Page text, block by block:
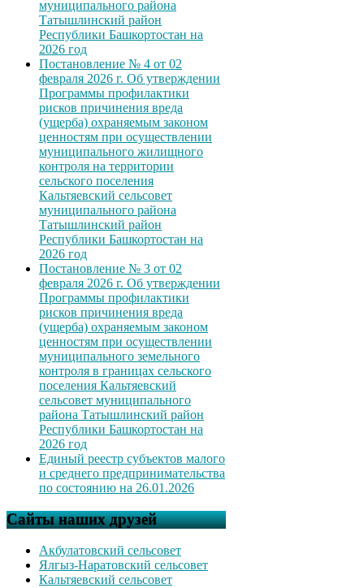
муниципального района
Татышлинский район
Республики Башкортостан на
2026 год
Постановление № 4 от 02
февраля 2026 г. Об утверждении
Программы профилактики
рисков причинения вреда
(ущерба) охраняемым законом
ценностям при осуществлении
муниципального жилищного
контроля на территории
сельского поселения
Кальтяевский сельсовет
муниципального района
Татышлинский район
Республики Башкортостан на
2026 год
Постановление № 3 от 02
февраля 2026 г. Об утверждении
Программы профилактики
рисков причинения вреда
(ущерба) охраняемым законом
ценностям при осуществлении
муниципального земельного
контроля в границах сельского
поселения Кальтяевский
сельсовет муниципального
района Татышлинский район
Республики Башкортостан на
2026 год
Единый реестр субъектов малого
и среднего предпринимательства
по состоянию на 26.01.2026
Сайты наших друзей
Акбулатовский сельсовет
Ялгыз-Наратовский сельсовет
Кальтяевский сельсовет